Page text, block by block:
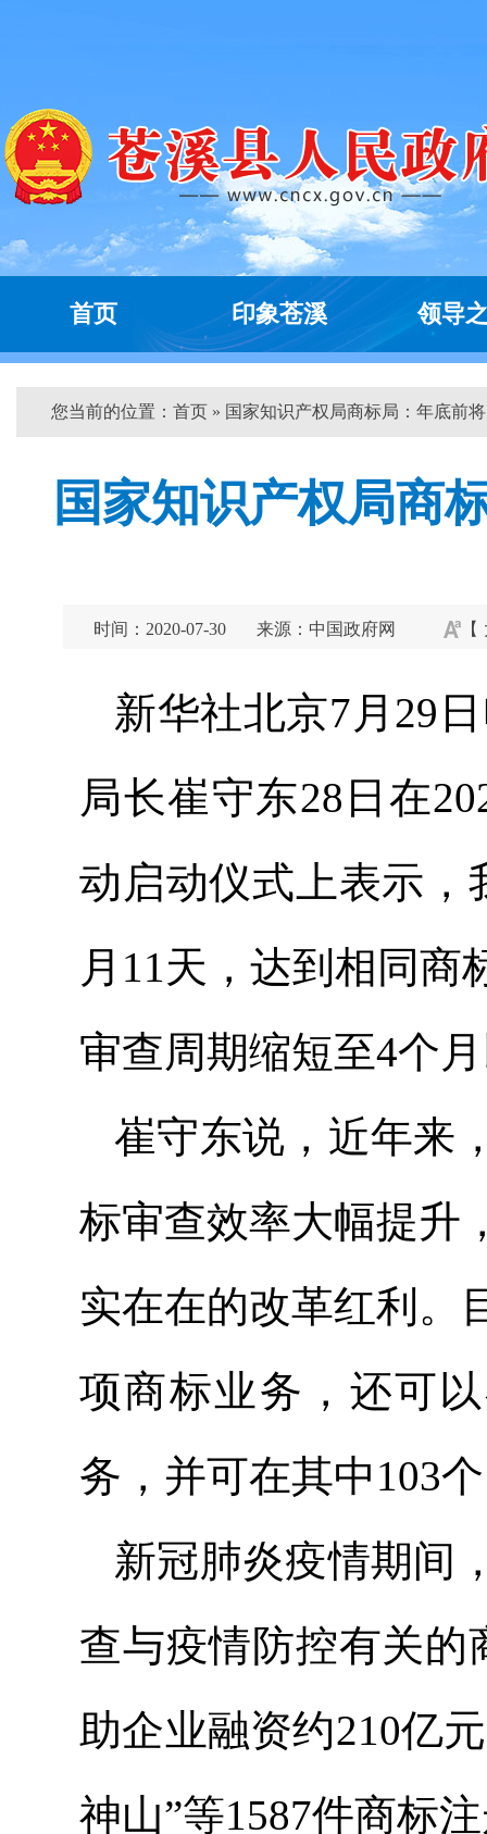
首页 印象苍溪 领导
您当前的位置： 首页 » 国家知识产权局商标局：年底前
国家知识产权局商
时间：2020-07-30 来源：中国政府网 【
新华社北京7月29
局长崔守东28日在
动启动仪式上表示，
月11天，达到相同
审查周期缩短至4个
崔守东说，近年来
标审查效率大幅提升
实在在的改革红利。
项商标业务，还可
务，并可在其中103
新冠肺炎疫情期间
查与疫情防控有关的
助企业融资约210亿
神山”等1587件商标